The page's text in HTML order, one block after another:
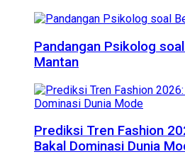
Pandangan Psikolog
Mantan
Prediksi Tren Fashion
Bakal Dominasi Dunia